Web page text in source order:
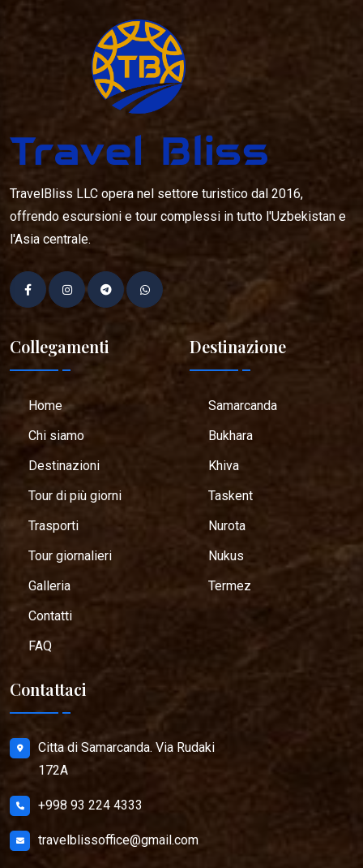
TravelBliss LLC opera nel settore turistico dal 2016,
offrendo escursioni e tour complessi in tutto l'Uzbekistan e
l'Asia centrale.
Collegamenti
Home
Chi siamo
Destinazioni
Tour di più giorni
Trasporti
Tour giornalieri
Galleria
Contatti
FAQ
Destinazione
Samarcanda
Bukhara
Khiva
Taskent
Nurota
Nukus
Termez
Contattaci
Citta di Samarcanda. Via Rudaki
172A
+998 93 224 4333
travelblissoffice@gmail.com